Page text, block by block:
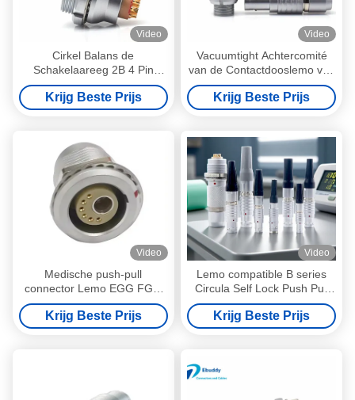
Video
Cirkel Balans de
Schakelaareeg 2B 4 Pin
Female Socket
EEG.2B.304.CLL van Lemo
Krijg Beste Prijs
Video
Vacuumtight Achtercomité
van de Contactdooslemo van
PCB Vrouwelijke Balans de
Schakelaarsheg Vergaarbak
Krijg Beste Prijs
Video
Medische push-pull
connector Lemo EGG FGG
2B 6+1 Metalen 6 signaal 1
vloeibare invoer medisch
paneel montage connector
Krijg Beste Prijs
Video
Lemo compatible B series
Circula Self Lock Push Pull
Connector for Test and
Measurement Deivces
Krijg Beste Prijs